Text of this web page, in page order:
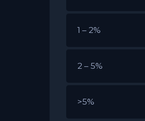
1 – 2%
2 – 5%
>5%